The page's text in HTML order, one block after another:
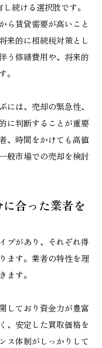
続ける選択肢です。
ら賃貸需要が高いこと
来的に相続税対策とし
う修繕費用や、将来的
。
には、売却の緊急性、
に判断することが重要
、時間をかけても高値
般市場での売却を検討
合った業者を
プがあり、それぞれ得
ます。業者の特性を理
ます。
しており資金力が豊富
、安定した買取価格を
ス体制がしっかりして